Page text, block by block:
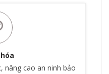
nâng cao an ninh bảo